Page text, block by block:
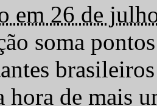
em 26 de
soma
hora de mais